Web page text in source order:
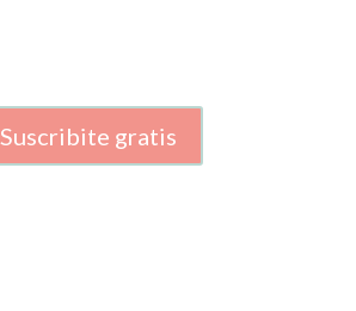
Suscribite gratis